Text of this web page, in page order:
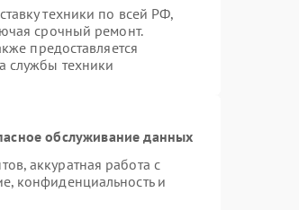
техники по всей РФ,
срочный ремонт.
предоставляется
службы техники
обслуживание данных
аккуратная работа с
конфиденциальность и